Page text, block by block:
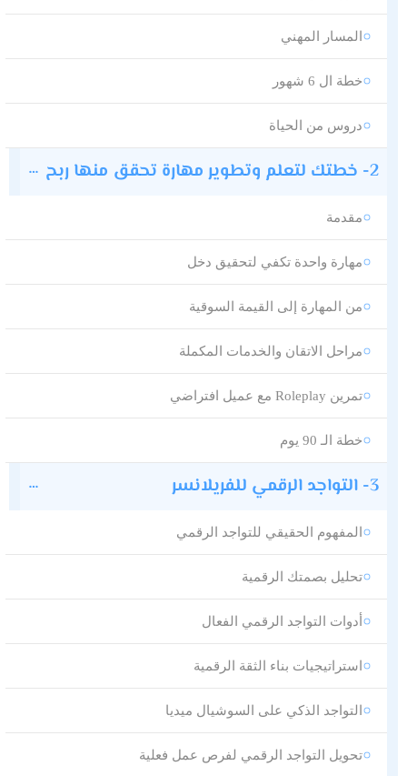
المسار المهني
خطة ال 6 شهور
دروس من الحياة
2- خطتك لتعلم وتطوير مهارة تحقق منها ربح
مقدمة
مهارة واحدة تكفي لتحقيق دخل
من المهارة إلى القيمة السوقية
مراحل الاتقان والخدمات المكملة
تمرين Roleplay مع عميل افتراضي
خطة الـ 90 يوم
3- التواجد الرقمي للفريلانسر
المفهوم الحقيقي للتواجد الرقمي
تحليل بصمتك الرقمية
أدوات التواجد الرقمي الفعال
استراتيجيات بناء الثقة الرقمية
التواجد الذكي على السوشيال ميديا
تحويل التواجد الرقمي لفرص عمل فعلية